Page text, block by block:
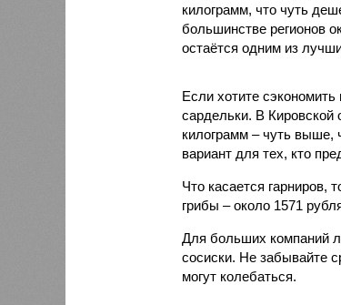
килограмм, что чуть
большинстве регионов
остаётся одним из
Если хотите
сардельки. В Кировской
килограмм – чуть выше,
вариант для тех, кто
Что касается гарниров,
грибы – около 1571
Для больших компаний
сосиски. Не забывайте
могут колебаться.